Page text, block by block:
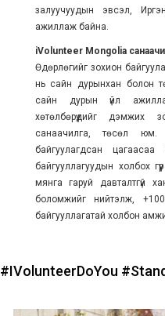
залуучуудын эвсэл,
ажиллаж байна.
iVolunteer Mongolia
Өдөрлөгийг зохион
нь сайн дурынхан болон
сайн дурын үйл
хөтөлбөрүүдийг дэмжих
санаачилга, төсөл
байгуулагдсан
байгууллагуудын холбох
мянга гаруй давталтгүй
боломжийг нийтэлж,
байгууллагатай холбон
#IVolunteerDoYou